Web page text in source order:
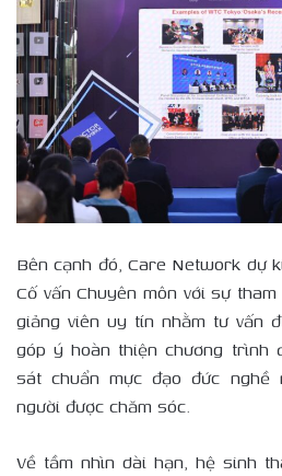
Bên cạnh đó, Care Network dự
Cố vấn Chuyên môn với sự
giảng viên uy tín nhằm tư vấn
góp ý hoàn thiện chương trình
sát chuẩn mực đạo đức nghề
người được chăm sóc.
Về tầm nhìn dài hạn, hệ sinh